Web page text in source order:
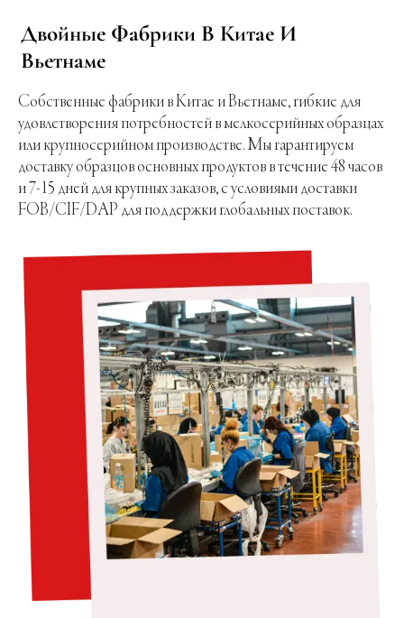
Двойные Фабрики В Китае И
Вьетнаме
Собственные фабрики в Китае и Вьетнаме, гибкие для
удовлетворения потребностей в мелкосерийных образцах
или крупносерийном производстве. Мы гарантируем
доставку образцов основных продуктов в течение 48 часов
и 7-15 дней для крупных заказов, с условиями доставки
FOB/CIF/DAP для поддержки глобальных поставок.